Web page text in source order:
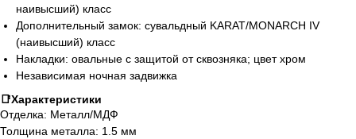
наивысший) класс
Дополнительный замок: сувальдный KARAT/MONARCH IV
(наивысший) класс
Накладки: овальные с защитой от сквозняка; цвет хром
Независимая ночная задвижка
📑Характеристики
Отделка: Металл/МДФ
Толщина металла: 1.5 мм